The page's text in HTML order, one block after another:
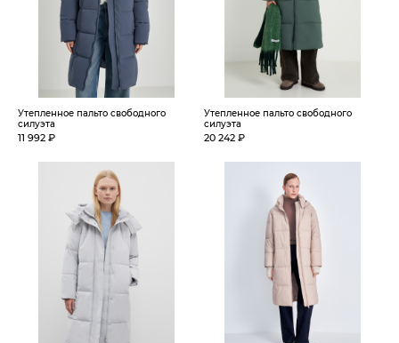
Утепленное пальто свободного
силуэта
11 992 ₽
Утепленное пальто свободного
силуэта
20 242 ₽